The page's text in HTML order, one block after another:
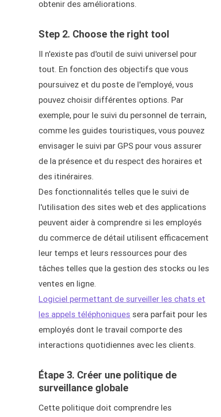
obtenir des améliorations.
Step 2. Choose the right tool
Il n'existe pas d'outil de suivi universel pour
tout. En fonction des objectifs que vous
poursuivez et du poste de l'employé, vous
pouvez choisir différentes options. Par
exemple, pour le suivi du personnel de terrain,
comme les guides touristiques, vous pouvez
envisager le suivi par GPS pour vous assurer
de la présence et du respect des horaires et
des itinéraires.
Des fonctionnalités telles que le suivi de
l'utilisation des sites web et des applications
peuvent aider à comprendre si les employés
du commerce de détail utilisent efficacement
leur temps et leurs ressources pour des
tâches telles que la gestion des stocks ou les
ventes en ligne.
Logiciel permettant de surveiller les chats et
les appels téléphoniques sera parfait pour les
employés dont le travail comporte des
interactions quotidiennes avec les clients.
Étape 3. Créer une politique de
surveillance globale
Cette politique doit comprendre les